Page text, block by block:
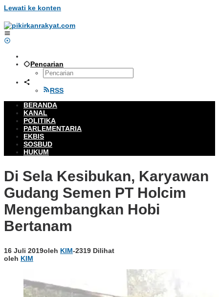
Lewati ke konten
Pencarian
RSS
BERANDA
KANAL
POLITIKA
PARLEMENTARIA
EKBIS
SOSBUD
HUKUM
Di Sela Kesibukan, Karyawan
Gudang Semen PT Holcim
Mengembangkan Hobi
Bertanam
16 Juli 2019oleh KIM-2319 Dilihat
oleh KIM